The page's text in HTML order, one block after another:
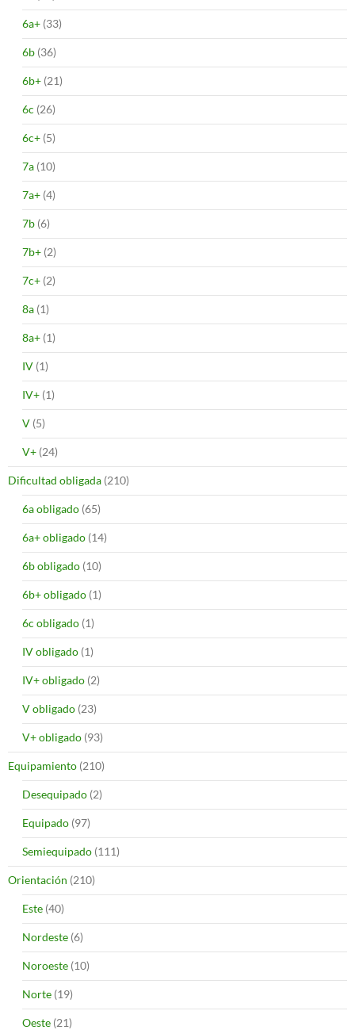
6a+ (33)
6b (36)
6b+ (21)
6c (26)
6c+ (5)
7a (10)
7a+ (4)
7b (6)
7b+ (2)
7c+ (2)
8a (1)
8a+ (1)
IV (1)
IV+ (1)
V (5)
V+ (24)
Dificultad obligada (210)
6a obligado (65)
6a+ obligado (14)
6b obligado (10)
6b+ obligado (1)
6c obligado (1)
IV obligado (1)
IV+ obligado (2)
V obligado (23)
V+ obligado (93)
Equipamiento (210)
Desequipado (2)
Equipado (97)
Semiequipado (111)
Orientación (210)
Este (40)
Nordeste (6)
Noroeste (10)
Norte (19)
Oeste (21)